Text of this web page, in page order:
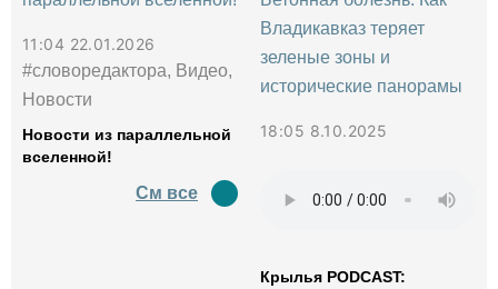
11:04 22.01.2026
#словоредактора, Видео,
Новости
Новости из параллельной
вселенной!
См все
18:05 8.10.2025
Крылья PODCAST: